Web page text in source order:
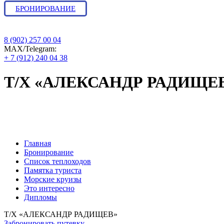
БРОНИРОВАНИЕ
8 (902) 257 00 04
МАХ/Telegram:
+ 7 (912) 240 04 38
Т/Х «АЛЕКСАНДР
Главная
Бронирование
Список теплоходов
Памятка туриста
Морские круизы
Это интересно
Дипломы
Т/Х «АЛЕКСАНДР РАДИЩЕВ»